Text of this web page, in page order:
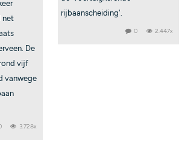
net
De
vijf
vanwege
3.728x
rijbaanscheiding'.
0 2.447x